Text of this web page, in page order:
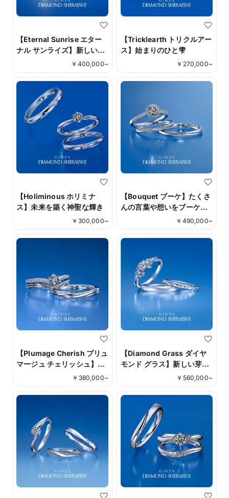
【Eternal Sunrise エター
ナル サンライズ】新しい人
￥ 400,000~
【Tricklearth トリクルアー
ス】始まりのひと雫
￥ 270,000~
【Holiminous ホリミナ
ス】未来を築く神聖な輝き
￥ 300,000~
【Bouquet ブーケ】たくさ
んの言葉や想いをブーケに
￥ 490,000~
【Plumage Cherish プリュ
マージュ チェリッシュ】
Plumageは「羽」、
という意味
￥ 380,000~
【Diamond Grass ダイヤ
モンド グラス】新しい芽が
開く、その瞬間の輝き
￥ 560,000~